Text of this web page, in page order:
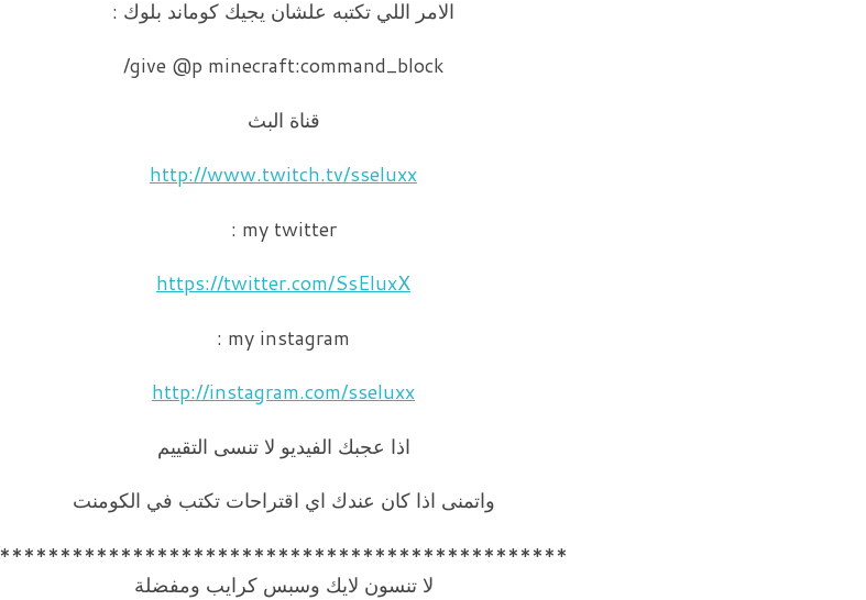
الامر اللي تكتبه علشان يجيك كوماند بلوك :
give @p minecraft:command_block/
قناة البث
http://www.twitch.tv/sseluxx
my twitter :
https://twitter.com/SsEluxX
my instagram :
http://instagram.com/sseluxx
اذا عجبك الفيديو لا تنسى التقييم
واتمنى اذا كان عندك اي اقتراحات تكتب في الكومنت
***********************************************
لا تنسون لايك وسبس كرايب ومفضلة